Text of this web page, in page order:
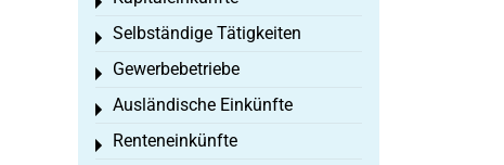
Selbständige Tätigkeiten
Toggle menu
Gewerbebetriebe
Toggle menu
Ausländische Einkünfte
Toggle menu
Renteneinkünfte
Toggle menu